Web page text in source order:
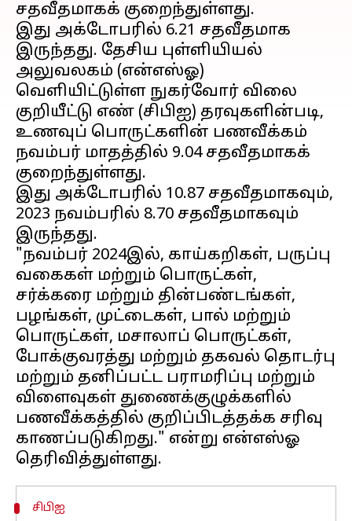
சதவீதமாகக் குறைந்துள்ளது.
இது அக்டோபரில் 6.21 சதவீதமாக
இருந்தது. தேசிய புள்ளியியல்
அலுவலகம் (என்எஸ்ஓ)
வெளியிட்டுள்ள நுகர்வோர் விலை
குறியீட்டு எண் (சிபிஐ) தரவுகளின்படி,
உணவுப் பொருட்களின் பணவீக்கம்
நவம்பர் மாதத்தில் 9.04 சதவீதமாகக்
குறைந்துள்ளது.
இது அக்டோபரில் 10.87 சதவீதமாகவும்,
2023 நவம்பரில் 8.70 சதவீதமாகவும்
இருந்தது.
"நவம்பர் 2024இல், காய்கறிகள், பருப்பு
வகைகள் மற்றும் பொருட்கள்,
சர்க்கரை மற்றும் தின்பண்டங்கள்,
பழங்கள், முட்டைகள், பால் மற்றும்
பொருட்கள், மசாலாப் பொருட்கள்,
போக்குவரத்து மற்றும் தகவல் தொடர்பு
மற்றும் தனிப்பட்ட பராமரிப்பு மற்றும்
விளைவுகள் துணைக்குழுக்களில்
பணவீக்கத்தில் குறிப்பிடத்தக்க சரிவு
காணப்படுகிறது." என்று என்எஸ்ஓ
சிபிஐ